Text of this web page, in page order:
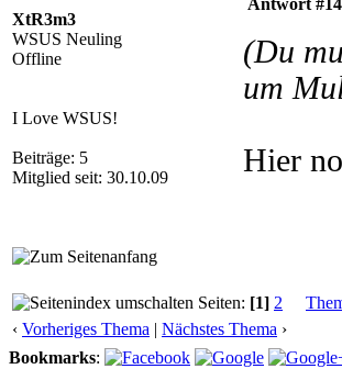
XtR3m3
WSUS Neuling
Offline
I Love WSUS!
Beiträge: 5
Mitglied seit: 30.10.09
Antwort
(Du
um
Hier
Seiten: [1] 2
‹ Vorheriges Thema | Nächstes Thema ›
Bookmarks: